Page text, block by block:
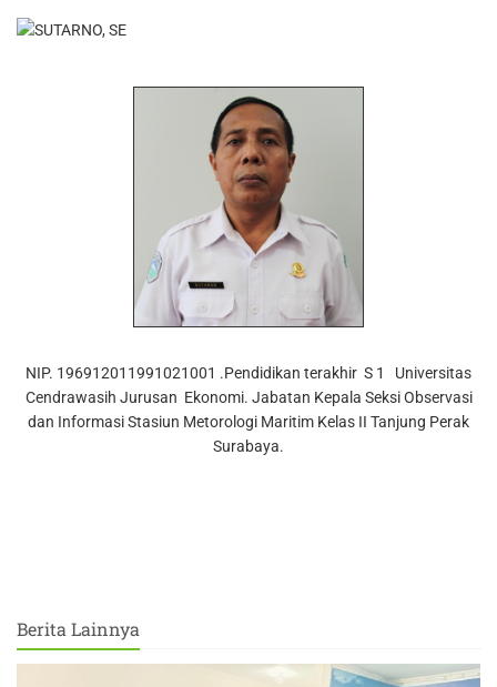
NIP. 196912011991021001 .Pendidikan terakhir S 1 Universitas
Cendrawasih Jurusan Ekonomi. Jabatan Kepala Seksi Observasi
dan Informasi Stasiun Metorologi Maritim Kelas II Tanjung Perak
Surabaya.
Berita Lainnya